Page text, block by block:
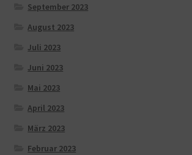
September 2023
August 2023
Juli 2023
Juni 2023
Mai 2023
April 2023
März 2023
Februar 2023